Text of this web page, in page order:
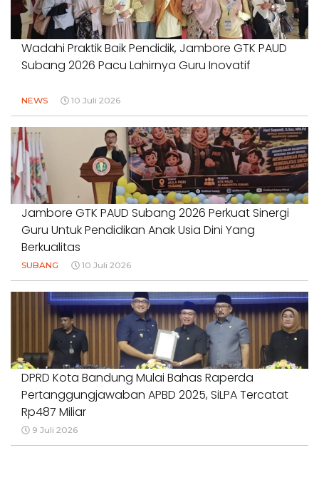
Wadahi Praktik Baik Pendidik, Jambore GTK PAUD
Subang 2026 Pacu Lahirnya Guru Inovatif
NEWS 10 Juli 2026
Jambore GTK PAUD Subang 2026 Perkuat Sinergi
Guru Untuk Pendidikan Anak Usia Dini Yang
Berkualitas
SUBANG 10 Juli 2026
DPRD Kota Bandung Mulai Bahas Raperda
Pertanggungjawaban APBD 2025, SiLPA Tercatat
Rp487 Miliar
9 Juli 2026